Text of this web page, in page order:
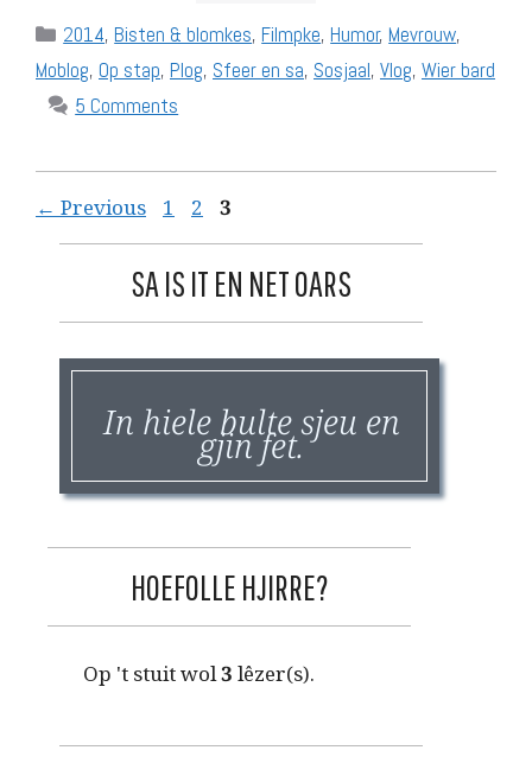
Categories
2014, Bisten & blomkes, Filmpke, Humor, Mevrouw,
Moblog, Op stap, Plog, Sfeer en sa, Sosjaal, Vlog, Wier bard
5 Comments
← Previous Page
1 Page
2 Page
3
SA IS IT EN NET OARS
In hiele bulte sjeu en
gjin fet.
HOEFOLLE HJIRRE?
Op 't stuit wol3 lêzer(s).